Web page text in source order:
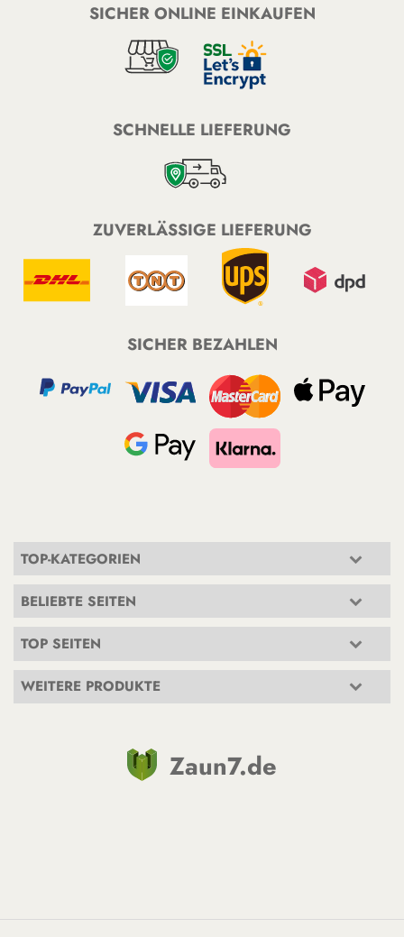
SICHER ONLINE EINKAUFEN
SCHNELLE LIEFERUNG
ZUVERLÄSSIGE LIEFERUNG
SICHER BEZAHLEN
TOP-KATEGORIEN
BELIEBTE SEITEN
TOP SEITEN
WEITERE PRODUKTE
Zaun7.de